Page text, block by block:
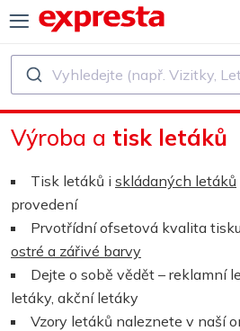
Tisk
Samolepky a etikety
Kalendáře
PRODUKTY
NAKLADATELSTVÍ A AUTORY
NAKLADATELSTVÍ
SAMOVYDAVATELE
KNIH
Vyhledejte (např. Vizitky,
Výroba a tisk letáků
Tisk letáků i skládaných letáků
provedení
Prvotřídní ofsetová kvalita
ostré a zářivé barvy
Dejte o sobě vědět – reklamní
letáky, akční letáky
Vzory letáků naleznete v naší